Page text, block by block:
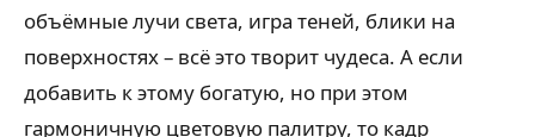
объёмные лучи света, игра теней, блики на
поверхностях – всё это творит чудеса. А если
добавить к этому богатую, но при этом
гармоничную цветовую палитру, то кадр